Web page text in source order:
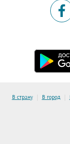
В страну | В город |